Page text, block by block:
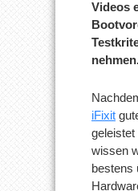
Videos
iFixit
geleistet
wissen
bestens